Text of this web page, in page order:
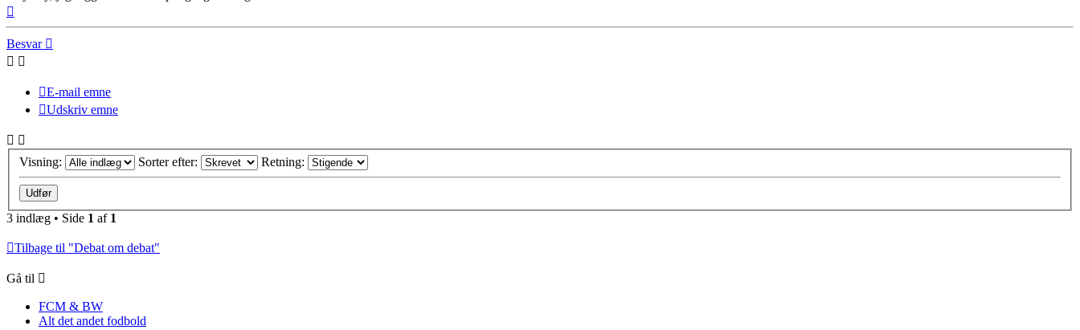
Besvar
E-mail emne
Udskriv emne
Visning: Sorter efter: Retning:
3 indlæg • Side 1 af 1
Tilbage til "Debat om debat"
Gå til
FCM & BW
Alt det andet fodbold